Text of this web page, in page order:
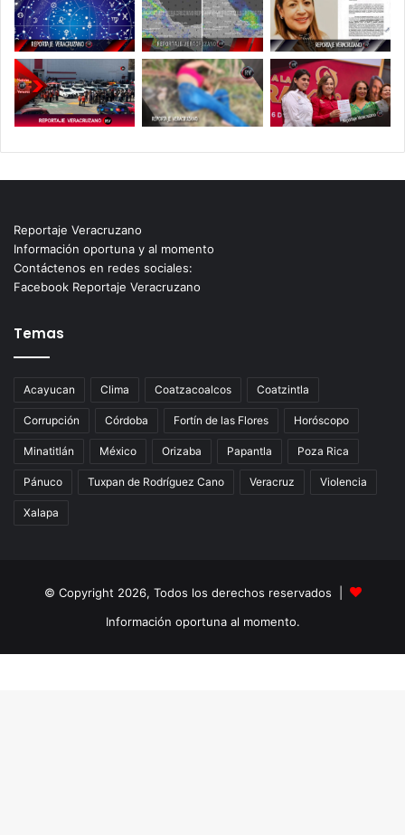
Reportaje Veracruzano
Información oportuna y al momento
Contáctenos en redes sociales:
Facebook Reportaje Veracruzano
Temas
Acayucan Clima Coatzacoalcos Coatzintla
Corrupción Córdoba Fortín de las Flores Horóscopo
Minatitlán México Orizaba Papantla Poza Rica
Pánuco Tuxpan de Rodríguez Cano Veracruz Violencia
Xalapa
© Copyright 2026, Todos los derechos reservados |
Información oportuna al momento.